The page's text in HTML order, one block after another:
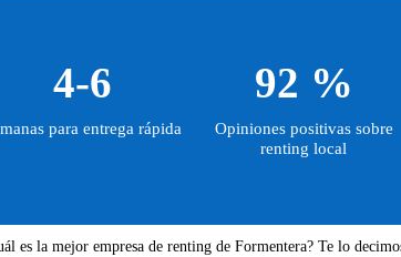
4-6
para entrega rápida
92 %
Opiniones positivas sobre
renting local
es la mejor empresa de renting de Formentera? Te lo